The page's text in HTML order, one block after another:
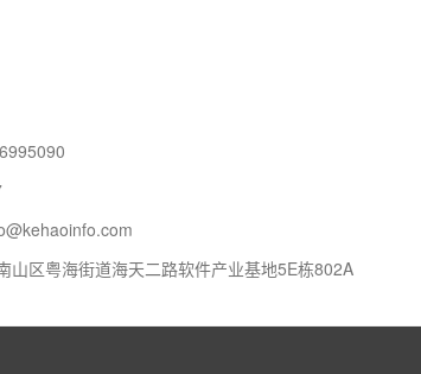
山区粤海街道海天二路软件产业基地5E栋802A